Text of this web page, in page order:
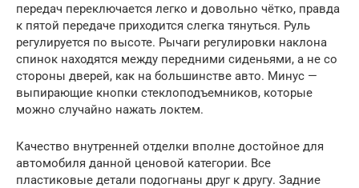
передач переключается легко и довольно чётко, правда
к пятой передаче приходится слегка тянуться. Руль
регулируется по высоте. Рычаги регулировки наклона
спинок находятся между передними сиденьями, а не со
стороны дверей, как на большинстве авто. Минус —
выпирающие кнопки стеклоподъемников, которые
можно случайно нажать локтем.
Качество внутренней отделки вполне достойное для
автомобиля данной ценовой категории. Все
пластиковые детали подогнаны друг к другу. Задние